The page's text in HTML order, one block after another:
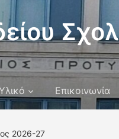
Επικοινωνία
2026-27